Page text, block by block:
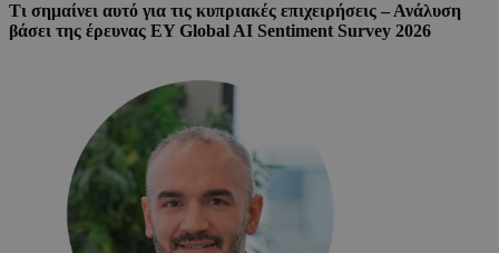
Τι σημαίνει αυτό για τις κυπριακές επιχειρήσεις – Ανάλυση
βάσει της έρευνας EY Global AI Sentiment Survey 2026